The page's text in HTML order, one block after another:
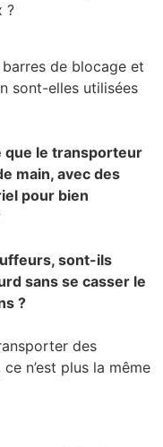
?
barres de blocage et
sont-elles utilisées
que le transporteur
main, avec des
pour bien
sont-ils
sans se casser le
?
des
n’est plus la même